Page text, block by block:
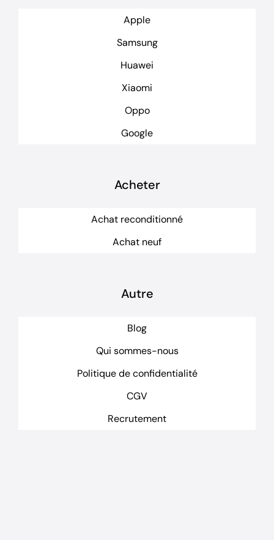
Apple
Samsung
Huawei
Xiaomi
Oppo
Google
Acheter
Achat reconditionné
Achat neuf
Autre
Blog
Qui sommes-nous
Politique de confidentialité
CGV
Recrutement